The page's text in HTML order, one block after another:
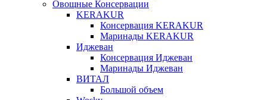
Овощные Консервации
KERAKUR
Консервация KERAKUR
Маринады KERAKUR
Иджеван
Консервация Иджеван
Маринады Иджеван
ВИТАЛ
Большой объем